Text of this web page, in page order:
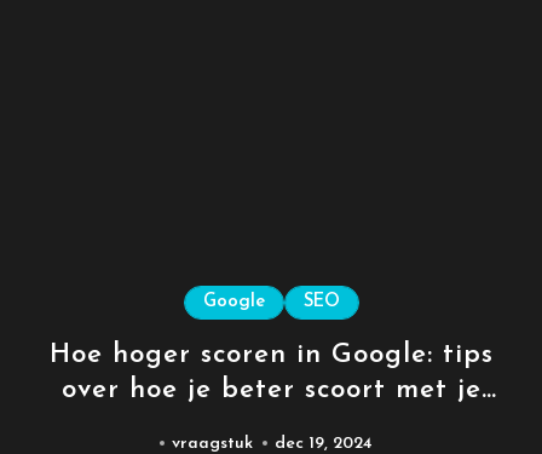
Google SEO
Hoe hoger scoren in Google: tips
over hoe je beter scoort met je
vraagstuk dec 19, 2024